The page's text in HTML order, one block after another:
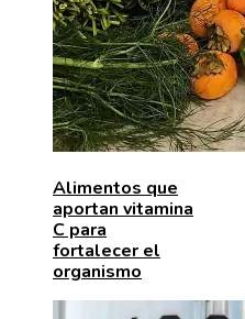
Alimentos que
aportan vitamina
C para
fortalecer el
organismo